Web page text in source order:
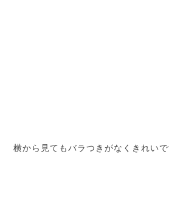
横から見てもバラつきがなくきれい